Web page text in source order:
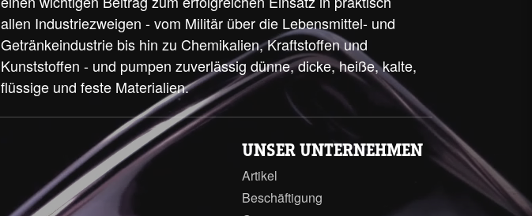
allen Industriezweigen - vom Militär über die Lebensmittel- und
Getränkeindustrie bis hin zu Chemikalien, Kraftstoffen und
Kunststoffen - und pumpen zuverlässig dünne, dicke, heiße, kalte,
flüssige und feste Materialien.
UNSER UNTERNEHMEN
Artikel
Beschäftigung